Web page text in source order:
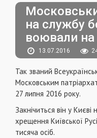
на службу
воювали на
13.07.2016
Так званий
Московським
27 липня 2016 року.
Закнічиться він у
хрещення Київської
тисяча осіб.